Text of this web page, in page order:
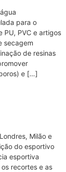
para o
PU, PVC e artigos
secagem
de resinas
e […]
Milão e
do esportivo
esportiva
recortes e as